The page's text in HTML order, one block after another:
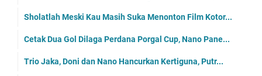
Sholatlah Meski Kau Masih Suka Menonton Film Kotor...
Cetak Dua Gol Dilaga Perdana Porgal Cup, Nano Pane...
Trio Jaka, Doni dan Nano Hancurkan Kertiguna, Putr...